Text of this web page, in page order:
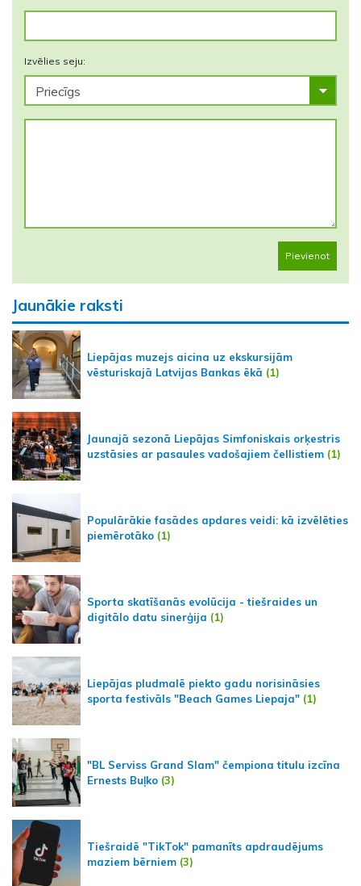
Izvēlies seju:
Pievienot
Jaunākie raksti
Liepājas muzejs aicina uz ekskursijām
vēsturiskajā Latvijas Bankas ēkā (1)
Jaunajā sezonā Liepājas Simfoniskais orķestris
uzstāsies ar pasaules vadošajiem čellistiem (1)
Populārākie fasādes apdares veidi: kā izvēlēties
piemērotāko (1)
Sporta skatīšanās evolūcija - tiešraides un
digitālo datu sinerģija (1)
Liepājas pludmalē piekto gadu norisināsies
sporta festivāls "Beach Games Liepaja" (1)
"BL Serviss Grand Slam" čempiona titulu izcīna
Ernests Buļko (3)
Tiešraidē "TikTok" pamanīts apdraudējums
maziem bērniem (3)